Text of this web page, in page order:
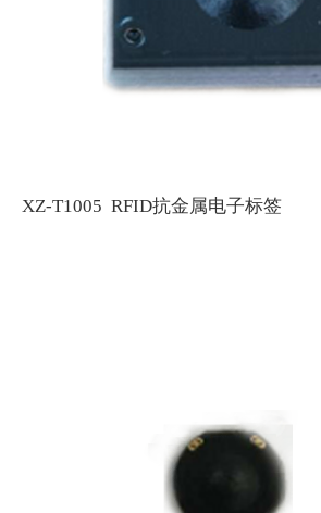
XZ-T1005 RFID抗金属电子标签